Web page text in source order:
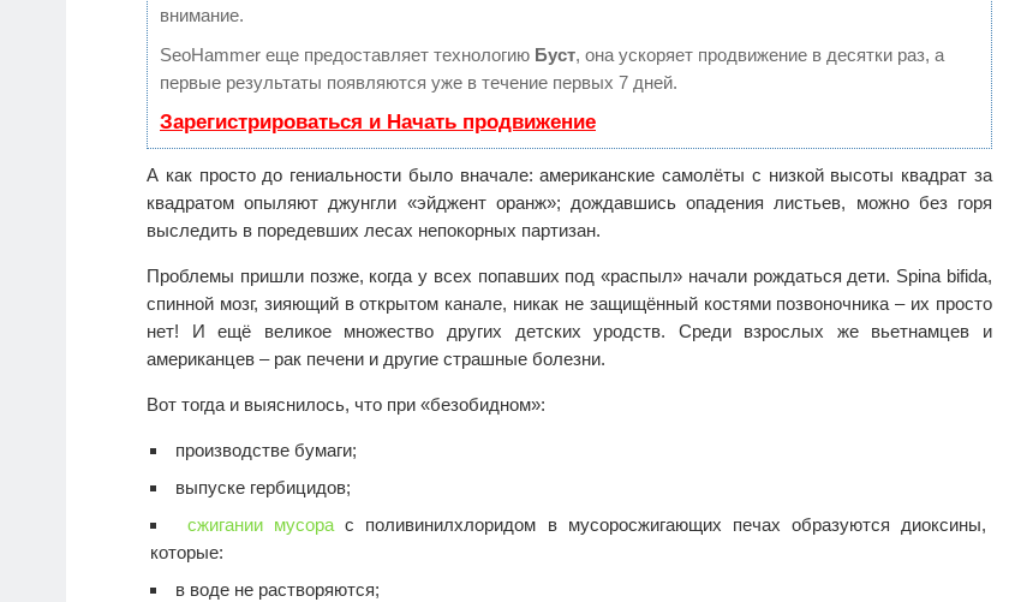
внимание.
SeoHammer еще предоставляет технологию Буст, она ускоряет продвижение в десятки раз, а
первые результаты появляются уже в течение первых 7 дней.
Зарегистрироваться и Начать продвижение
А как просто до гениальности было вначале: американские самолёты с низкой высоты квадрат за
квадратом опыляют джунгли «эйджент оранж»; дождавшись опадения листьев, можно без горя
выследить в поредевших лесах непокорных партизан.
Проблемы пришли позже, когда у всех попавших под «распыл» начали рождаться дети. Spina bifida,
спинной мозг, зияющий в открытом канале, никак не защищённый костями позвоночника – их просто
нет! И ещё великое множество других детских уродств. Среди взрослых же вьетнамцев и
американцев – рак печени и другие страшные болезни.
Вот тогда и выяснилось, что при «безобидном»:
производстве бумаги;
выпуске гербицидов;
сжигании мусорас поливинилхлоридом в мусоросжигающих печах образуются диоксины,
которые:
в воде не растворяются;